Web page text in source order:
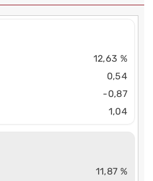
12,63 %
0,54
-0,87
1,04
11,87 %